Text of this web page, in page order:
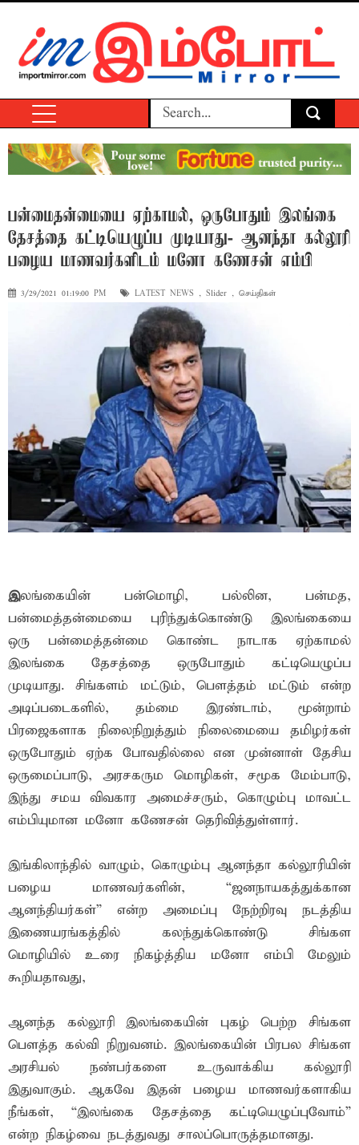
பன்மைதன்மையை ஏற்காமல், ஒருபோதும் இலங்கை
தேசத்தை கட்டியெழுப்ப முடியாது- ஆனந்தா கல்லூரி
பழைய மாணவர்களிடம் மனோ கணேசன் எம்பி
3/29/2021 01:19:00 PM LATEST NEWS , Slider , செய்திகள்
இலங்கையின் பன்மொழி, பல்லின, பன்மத,
பன்மைத்தன்மையை புரிந்துக்கொண்டு இலங்கையை
ஒரு பன்மைத்தன்மை கொண்ட நாடாக ஏற்காமல்
இலங்கை தேசத்தை ஒருபோதும் கட்டியெழுப்ப
முடியாது. சிங்களம் மட்டும், பெளத்தம் மட்டும் என்ற
அடிப்படைகளில், தம்மை இரண்டாம், மூன்றாம்
பிரஜைகளாக நிலைநிறுத்தும் நிலைமையை தமிழர்கள்
ஒருபோதும் ஏற்க போவதில்லை என முன்னாள் தேசிய
ஒருமைப்பாடு, அரசகரும மொழிகள், சமூக மேம்பாடு,
இந்து சமய விவகார அமைச்சரும், கொழும்பு மாவட்ட
எம்பியுமான மனோ கணேசன் தெரிவித்துள்ளார்.
இங்கிலாந்தில் வாழும், கொழும்பு ஆனந்தா கல்லூரியின்
பழைய மாணவர்களின், “ஜனநாயகத்துக்கான
ஆனந்தியர்கள்” என்ற அமைப்பு நேற்றிரவு நடத்திய
இணையரங்கத்தில் கலந்துக்கொண்டு சிங்கள
மொழியில் உரை நிகழ்த்திய மனோ எம்பி மேலும்
கூறியதாவது,
ஆனந்த கல்லூரி இலங்கையின் புகழ் பெற்ற சிங்கள
பெளத்த கல்வி நிறுவனம். இலங்கையின் பிரபல சிங்கள
அரசியல் நண்பர்களை உருவாக்கிய கல்லூரி
இதுவாகும். ஆகவே இதன் பழைய மாணவர்களாகிய
நீங்கள், “இலங்கை தேசத்தை கட்டியெழுப்புவோம்”
என்ற நிகழ்வை நடத்துவது சாலப்பொருத்தமானது.